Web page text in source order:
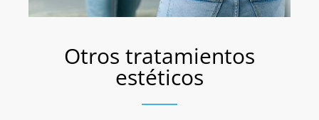
Otros tratamientos
estéticos